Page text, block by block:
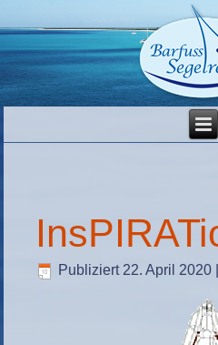
Publiziert 22. April 2020